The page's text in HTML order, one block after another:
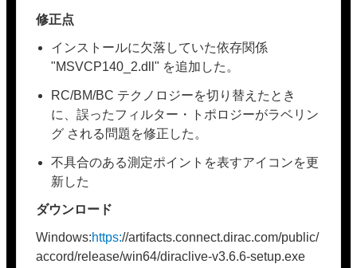
修正点
インストールに欠落していた依存関係
"MSVCP140_2.dll" を追加した。
RC/BM/BC テクノロジーを切り替えたとき
に、誤ったフィルター・トポロジーがラベリン
グ される問題を修正した。
不具合のある測定ポイントを表すアイコンを更
新した
ダウンロード
Windows:https://artifacts.connect.dirac.com/public/
accord/release/win64/diraclive-v3.6.6-setup.exe